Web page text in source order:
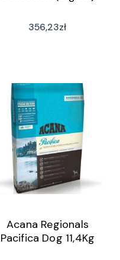
356,23zł
Acana Regionals
Pacifica Dog 11,4Kg